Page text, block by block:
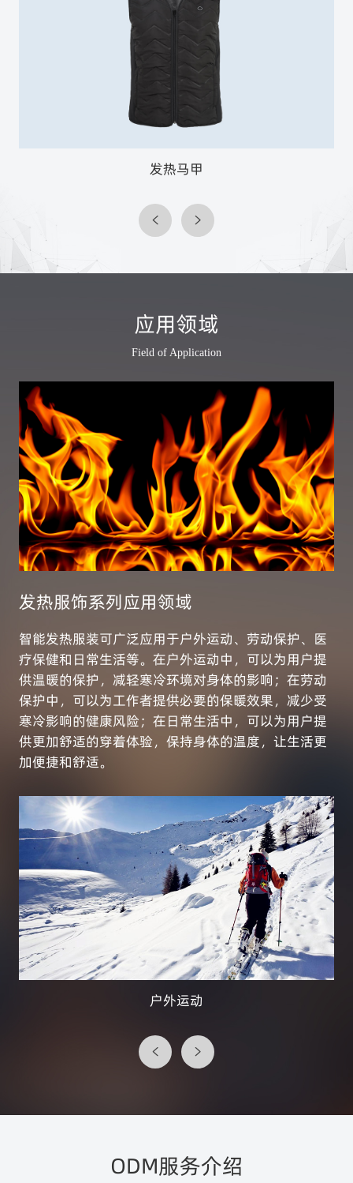
发热马甲
应用领域
Field of Application
发热服饰系列应用领域
智能发热服装可广泛应用于户外运动、劳动保护、医
疗保健和日常生活等。在户外运动中，可以为用户提
供温暖的保护，减轻寒冷环境对身体的影响；在劳动
保护中，可以为工作者提供必要的保暖效果，减少受
寒冷影响的健康风险；在日常生活中，可以为用户提
供更加舒适的穿着体验，保持身体的温度，让生活更
加便捷和舒适。
户外运动
ODM服务介绍